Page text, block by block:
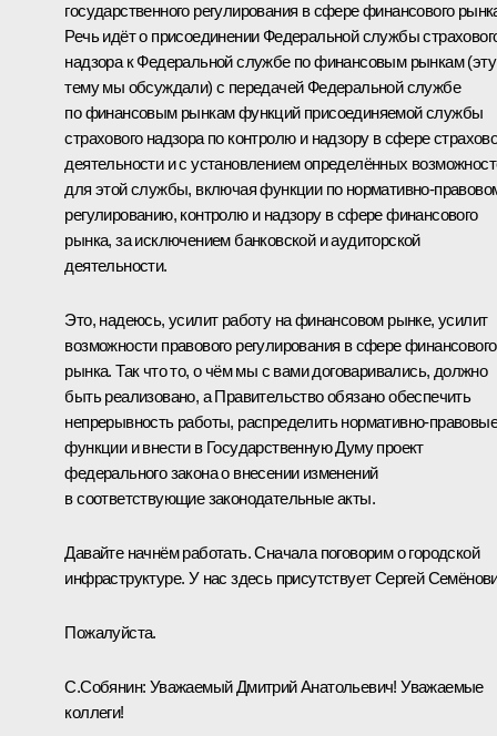
государственного регулирования в сфере финансового
Речь идёт о присоединении Федеральной службы
надзора к Федеральной службе по финансовым рынкам (эту
тему мы обсуждали) с передачей Федеральной службе
по финансовым рынкам функций присоединяемой службы
страхового надзора по контролю и надзору в сфере
деятельности и с установлением определённых
для этой службы, включая функции по нормативно-
регулированию, контролю и надзору в сфере финансового
рынка, за исключением банковской и аудиторской
деятельности.
Это, надеюсь, усилит работу на финансовом рынке, усилит
возможности правового регулирования в сфере финансового
рынка. Так что то, о чём мы с вами договаривались, должно
быть реализовано, а Правительство обязано обеспечить
непрерывность работы, распределить нормативно-правовые
функции и внести в Государственную Думу проект
федерального закона о внесении изменений
в соответствующие законодательные акты.
Давайте начнём работать. Сначала поговорим о городской
инфраструктуре. У нас здесь присутствует Сергей
Пожалуйста.
С.Собянин: Уважаемый Дмитрий Анатольевич! Уважаемые
коллеги!